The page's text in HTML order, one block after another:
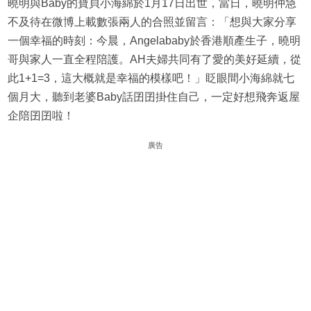
曉明與Baby的寶貝小海綿於1月17日出世，當日，曉明仲急
不及待在微博上載數張兩人的合照並留言：「想與大家分享
一個幸福的時刻：今晨，Angelababy於香港順產生子，曉明
哥與家人一直全程陪護。AH夫婦共同有了愛的美好延續，從
此1+1=3，這大概就是幸福的模樣吧！」眨眼間小海綿就七
個月大，聽到老婆Baby話囝囝掛住自己，一定好想飛奔返屋
企陪囝囝啦！
廣告